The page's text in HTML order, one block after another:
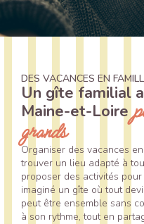
DES VACANCES EN
Un gîte familial
Maine-et-Loire
grands
Organiser des vacances
trouver un lieu adapté à
proposer des activités
imaginé un gîte où tout
peut être ensemble sans
à son rythme, tout en